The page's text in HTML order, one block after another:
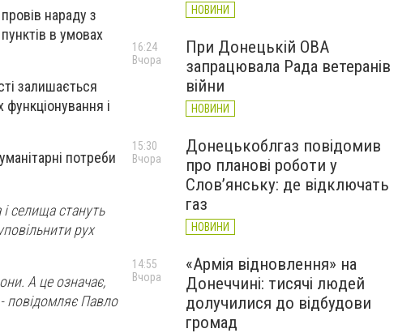
нараду з
в умовах
залишається
і
потреби
селища стануть
рух
А це означає,
повідомляє Павло
НОВИНИ
При Донецькій ОВА
запрацювала Рада ветеранів
війни
НОВИНИ
16:24
Вчора
Донецькоблгаз повідомив
про планові роботи у
Слов’янську: де відключать
газ
НОВИНИ
15:30
Вчора
«Армія відновлення» на
Донеччині: тисячі людей
долучилися до відбудови
громад
14:55
Вчора